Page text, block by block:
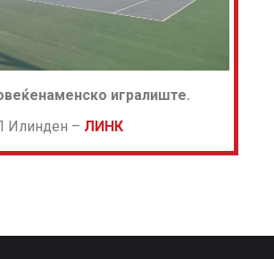
игралиште.
Илинден – ЛИНК